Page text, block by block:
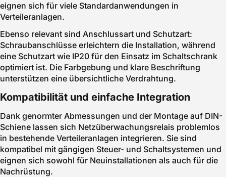
eignen sich für viele Standardanwendungen in
Verteileranlagen.
Ebenso relevant sind Anschlussart und Schutzart:
Schraubanschlüsse erleichtern die Installation, während
eine Schutzart wie IP20 für den Einsatz im Schaltschrank
optimiert ist. Die Farbgebung und klare Beschriftung
unterstützen eine übersichtliche Verdrahtung.
Kompatibilität und einfache Integration
Dank genormter Abmessungen und der Montage auf DIN-
Schiene lassen sich Netzüberwachungsrelais problemlos
in bestehende Verteileranlagen integrieren. Sie sind
kompatibel mit gängigen Steuer- und Schaltsystemen und
eignen sich sowohl für Neuinstallationen als auch für die
Nachrüstung.